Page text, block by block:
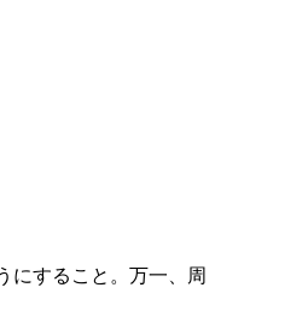
にすること。万一、周